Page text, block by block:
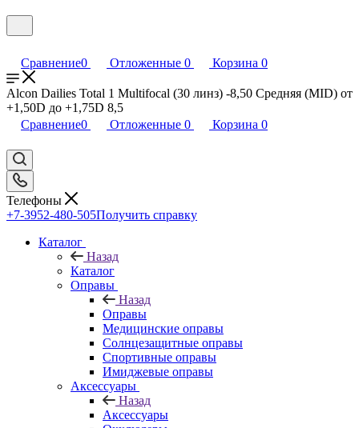
Сравнение0 Отложенные 0 Корзина 0
Alcon Dailies Total 1 Multifocal (30 линз) -8,50 Средняя (MID) от
+1,50D до +1,75D 8,5
Сравнение0 Отложенные 0 Корзина 0
Телефоны
+7-3952-480-505Получить справку
Каталог
Назад
Каталог
Оправы
Назад
Оправы
Медицинские оправы
Солнцезащитные оправы
Спортивные оправы
Имиджевые оправы
Аксессуары
Назад
Аксессуары